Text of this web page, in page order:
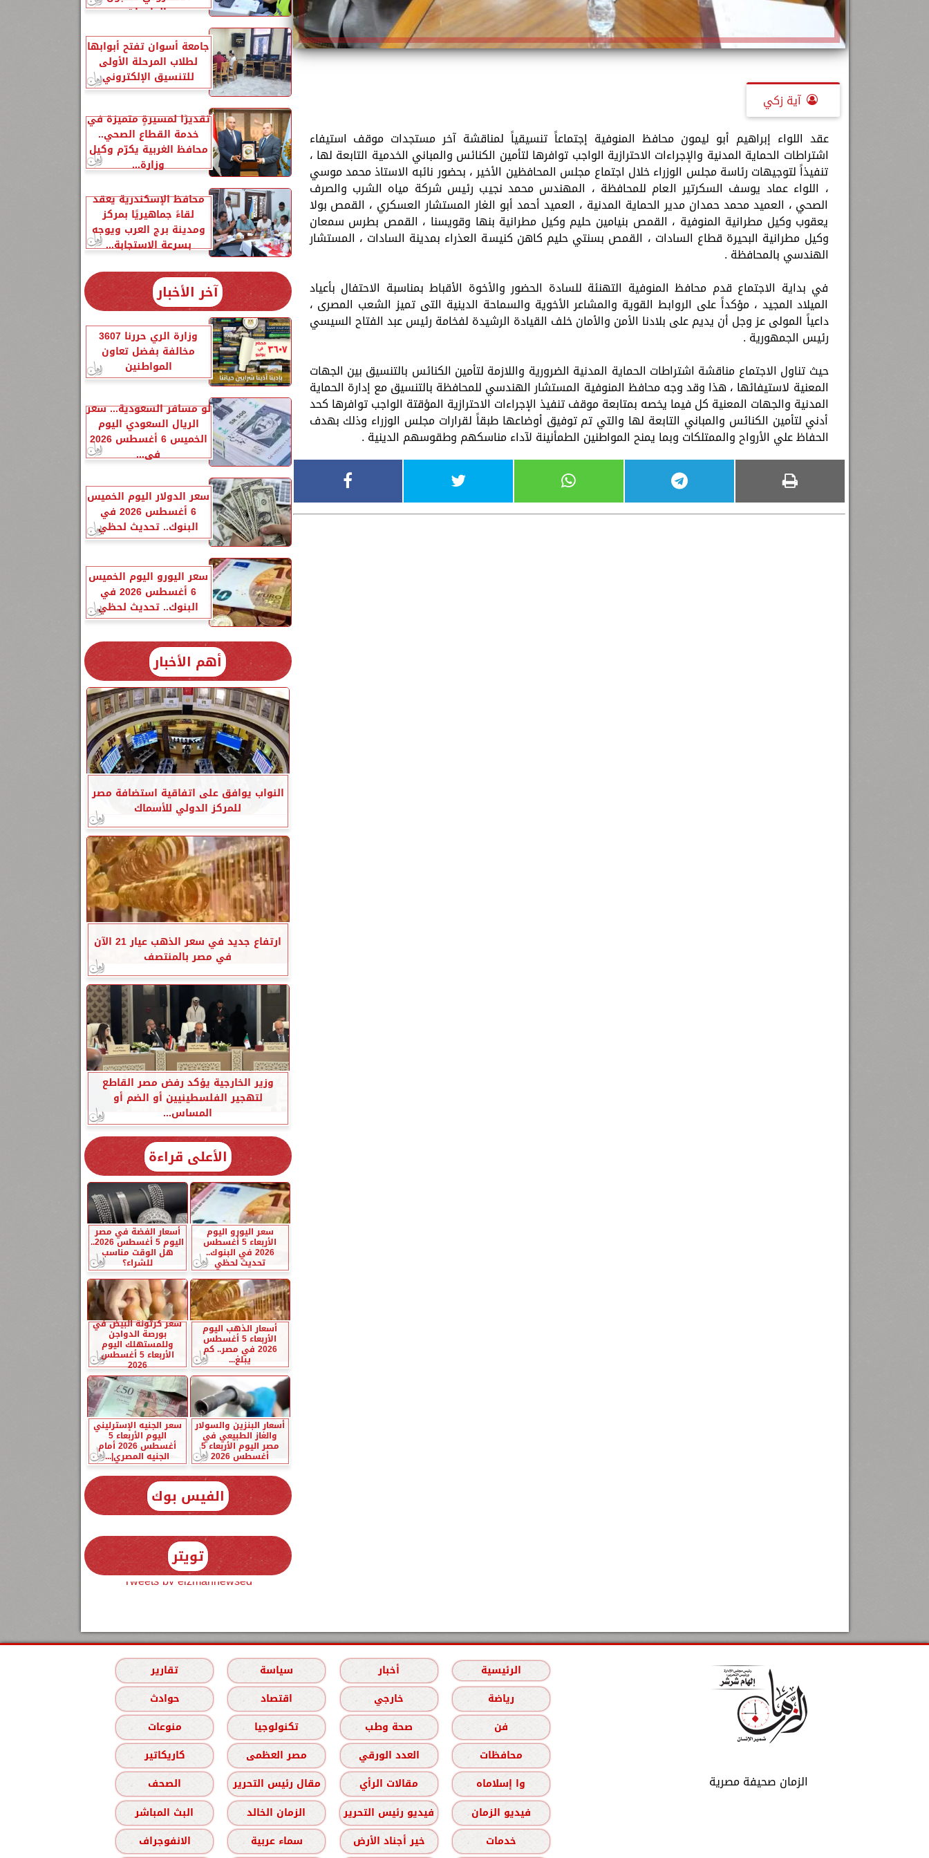
آية زكي
عقد اللواء إبراهيم أبو ليمون محافظ المنوفية إجتماعاً تنسيقياً لمناقشة آخر مستجدات موقف استيفاء
اشتراطات الحماية المدنية والإجراءات الاحترازية الواجب توافرها لتأمين الكنائس والمباني الخدمية التابعة لها ،
تنفيذاً لتوجيهات رئاسة مجلس الوزراء خلال اجتماع مجلس المحافظين الأخير ، بحضور نائبه الاستاذ محمد موسي
، اللواء عماد يوسف السكرتير العام للمحافظة ، المهندس محمد نجيب رئيس شركة مياه الشرب والصرف
الصحي ، العميد محمد حمدان مدير الحماية المدنية ، العميد أحمد أبو الغار المستشار العسكري ، القمص بولا
يعقوب وكيل مطرانية المنوفية ، القمص بنيامين حليم وكيل مطرانية بنها وقويسنا ، القمص بطرس سمعان
وكيل مطرانية البحيرة قطاع السادات ، القمص بسنتي حليم كاهن كنيسة العذراء بمدينة السادات ، المستشار
الهندسي بالمحافظة .
في بداية الاجتماع قدم محافظ المنوفية التهنئة للسادة الحضور والأخوة الأقباط بمناسبة الاحتفال بأعياد
الميلاد المجيد ، مؤكداً على الروابط القوية والمشاعر الأخوية والسماحة الدينية التى تميز الشعب المصرى ،
داعياً المولى عز وجل أن يديم على بلادنا الأمن والأمان خلف القيادة الرشيدة لفخامة رئيس عبد الفتاح السيسي
رئيس الجمهورية .
حيث تناول الاجتماع مناقشة اشتراطات الحماية المدنية الضرورية واللازمة لتأمين الكنائس بالتنسيق بين الجهات
المعنية لاستيفائها ، هذا وقد وجه محافظ المنوفية المستشار الهندسي للمحافظة بالتنسيق مع إدارة الحماية
المدنية والجهات المعنية كل فيما يخصه بمتابعة موقف تنفيذ الإجراءات الاحترازية المؤقتة الواجب توافرها كحد
أدني لتأمين الكنائس والمباني التابعة لها والتي تم توفيق أوضاعها طبقاً لقرارات مجلس الوزراء وذلك بهدف
الحفاظ علي الأرواح والممتلكات وبما يمنح المواطنين الطمأنينة لآداء مناسكهم وطقوسهم الدينية .
بالجامعات
جامعة أسوان تفتح أبوابها
لطلاب المرحلة الأولى
للتنسيق الإلكتروني
تقديرًا لمسيرةٍ متميزة في
خدمة القطاع الصحي..
محافظ الغربية يكرّم وكيل
وزارة...
محافظ الإسكندرية يعقد
لقاءً جماهيريًا بمركز
ومدينة برج العرب ويوجه
بسرعة الاستجابة...
آخر الأخبار
وزارة الري حررنا 3607
مخالفة بفضل تعاون
المواطنين
لو مسافر السعودية... سعر
الريال السعودي اليوم
الخميس 6 أغسطس 2026
في...
سعر الدولار اليوم الخميس
6 أغسطس 2026 في
البنوك.. تحديث لحظي
سعر اليورو اليوم الخميس
6 أغسطس 2026 في
البنوك.. تحديث لحظي
أهم الأخبار
النواب يوافق على اتفاقية استضافة مصر
للمركز الدولي للأسماك
ارتفاع جديد في سعر الذهب عيار 21 الآن
في مصر بالمنتصف
وزير الخارجية يؤكد رفض مصر القاطع
لتهجير الفلسطينيين أو الضم أو
المساس...
الأعلى قراءة
سعر اليورو اليوم
الأربعاء 5 أغسطس
2026 في البنوك..
تحديث لحظي
أسعار الفضة في مصر
اليوم 5 أغسطس 2026..
هل الوقت مناسب
للشراء؟
أسعار الذهب اليوم
الأربعاء 5 أغسطس
2026 في مصر.. كم
يبلغ...
سعر كرتونة البيض في
بورصة الدواجن
وللمستهلك اليوم
الأربعاء 5 أغسطس
2026
أسعار البنزين والسولار
والغاز الطبيعي في
مصر اليوم الأربعاء 5
أغسطس 2026
سعر الجنيه الإسترليني
اليوم الأربعاء 5
أغسطس 2026 أمام
الجنيه المصري|...
الفيس بوك
تويتر
Tweets by elzmannewseg
الزمان صحيفة مصرية
الرئيسية أخبار سياسة
تقارير
رياضة
خارجي اقتصاد
حوادث
فن
صحة وطب تكنولوجيا
منوعات
محافظات
العدد الورقي مصر العظمى
كاريكاتير
وا إسلاماه
مقالات الرأي مقال رئيس التحرير
الصحف
فيديو الزمان
فيديو رئيس التحرير الزمان الخالد
البث المباشر
خدمات
خير أجناد الأرض سماء عربية الانفوجراف